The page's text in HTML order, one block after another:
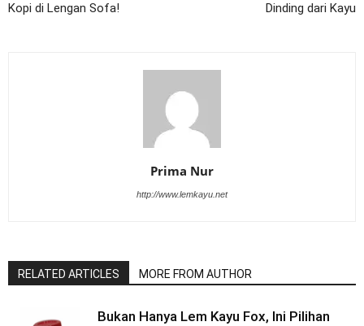
Kopi di Lengan Sofa!
Dinding dari Kayu
Prima Nur
http://www.lemkayu.net
RELATED ARTICLES MORE FROM AUTHOR
Bukan Hanya Lem Kayu Fox, Ini Pilihan